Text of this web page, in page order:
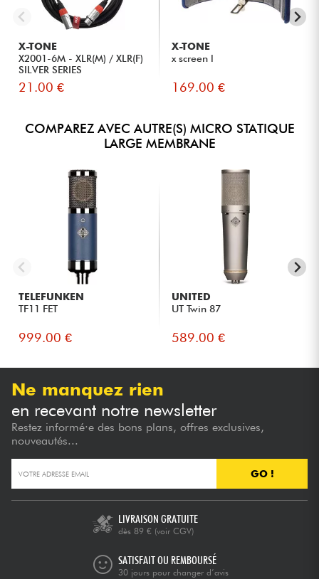
X-TONE
X2001-6M - XLR(M) / XLR(F)
SILVER SERIES
21.00 €
X-TONE
x screen l
169.00 €
COMPAREZ AVEC AUTRE(S) MICRO STATIQUE
LARGE MEMBRANE
TELEFUNKEN
TF11 FET
999.00 €
UNITED
UT Twin 87
589.00 €
Ne manquez rien
en recevant notre newsletter
Restez informé·e des bons plans, offres exclusives,
nouveautés...
GO !
LIVRAISON GRATUITE
dès 89 € (voir CGV)
SATISFAIT OU REMBOURSÉ
30 jours pour changer d’avis